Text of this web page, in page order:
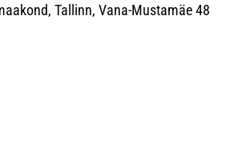
Tallinn, Vana-Mustamäe 48